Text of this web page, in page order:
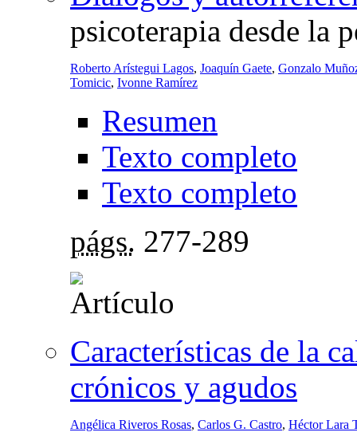
psicoterapia desde la
Roberto Arístegui Lagos, Joaquín Gaete, Gonzalo
Tomicic, Ivonne Ramírez
Resumen
Texto completo
Texto completo
págs. 277-289
Características de la
crónicos y agudos
Angélica Riveros Rosas, Carlos G. Castro, Héctor Lara